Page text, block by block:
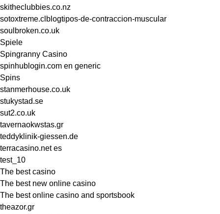
skitheclubbies.co.nz
sotoxtreme.clblogtipos-de-contraccion-muscular
soulbroken.co.uk
Spiele
Spingranny Casino
spinhublogin.com en generic
Spins
stanmerhouse.co.uk
stukystad.se
sut2.co.uk
tavernaokwstas.gr
teddyklinik-giessen.de
terracasino.net es
test_10
The best casino
The best new online casino
The best online casino and sportsbook
theazor.gr